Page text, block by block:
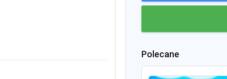
Polecane